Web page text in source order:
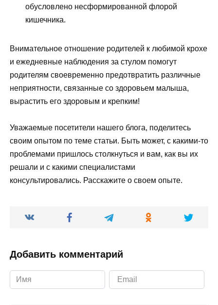
обусловлено несформированной флорой
кишечника.
Внимательное отношение родителей к любимой крохе
и ежедневные наблюдения за стулом помогут
родителям своевременно предотвратить различные
неприятности, связанные со здоровьем малыша,
вырастить его здоровым и крепким!
Уважаемые посетители нашего блога, поделитесь
своим опытом по теме статьи. Быть может, с какими-то
проблемами пришлось столкнуться и вам, как вы их
решали и с какими специалистами
консультировались. Расскажите о своем опыте.
Добавить комментарий